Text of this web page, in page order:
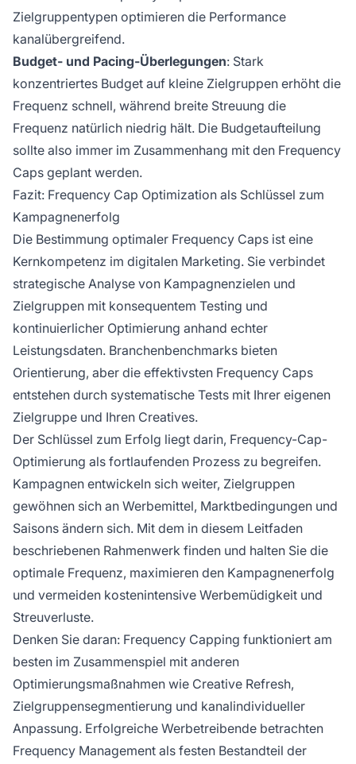
Zielgruppentypen optimieren die Performance
kanalübergreifend.
Budget- und Pacing-Überlegungen: Stark
konzentriertes Budget auf kleine Zielgruppen erhöht die
Frequenz schnell, während breite Streuung die
Frequenz natürlich niedrig hält. Die Budgetaufteilung
sollte also immer im Zusammenhang mit den Frequency
Caps geplant werden.
Fazit: Frequency Cap Optimization als Schlüssel zum
Kampagnenerfolg
Die Bestimmung optimaler Frequency Caps ist eine
Kernkompetenz im digitalen Marketing. Sie verbindet
strategische Analyse von Kampagnenzielen und
Zielgruppen mit konsequentem Testing und
kontinuierlicher Optimierung anhand echter
Leistungsdaten. Branchenbenchmarks bieten
Orientierung, aber die effektivsten Frequency Caps
entstehen durch systematische Tests mit Ihrer eigenen
Zielgruppe und Ihren Creatives.
Der Schlüssel zum Erfolg liegt darin, Frequency-Cap-
Optimierung als fortlaufenden Prozess zu begreifen.
Kampagnen entwickeln sich weiter, Zielgruppen
gewöhnen sich an Werbemittel, Marktbedingungen und
Saisons ändern sich. Mit dem in diesem Leitfaden
beschriebenen Rahmenwerk finden und halten Sie die
optimale Frequenz, maximieren den Kampagnenerfolg
und vermeiden kostenintensive Werbemüdigkeit und
Streuverluste.
Denken Sie daran: Frequency Capping funktioniert am
besten im Zusammenspiel mit anderen
Optimierungsmaßnahmen wie Creative Refresh,
Zielgruppensegmentierung und kanalindividueller
Anpassung. Erfolgreiche Werbetreibende betrachten
Frequency Management als festen Bestandteil der